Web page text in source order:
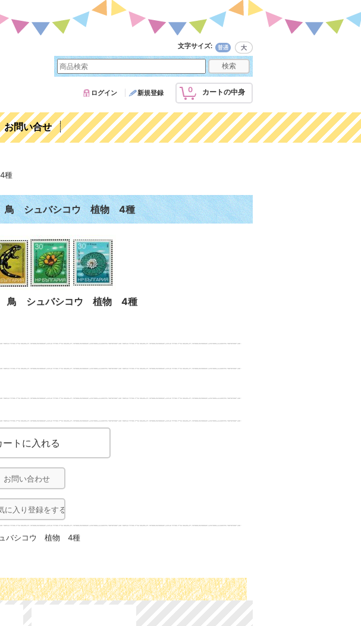
文字サイズ:
0 カートの中身
ログイン 新規登録
お問い合せ
種
鳥 シュバシコウ 植物 4種
鳥 シュバシコウ 植物 4種
お問い合わせ
に入り登録をする
バシコウ 植物 4種